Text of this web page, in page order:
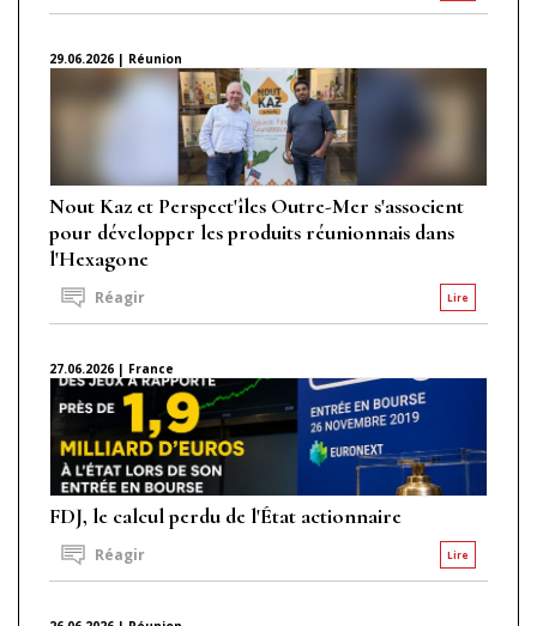
29.06.2026 | Réunion
Nout Kaz et Perspect'îles Outre-Mer s'associent
pour développer les produits réunionnais dans
l'Hexagone
Lire
Réagir
27.06.2026 | France
FDJ, le calcul perdu de l'État actionnaire
Lire
Réagir